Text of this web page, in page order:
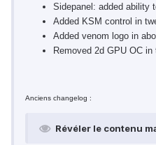
Sidepanel: added ability
Added KSM control in
Added venom logo in
Removed 2d GPU OC in
Anciens changelog :
Révéler le contenu